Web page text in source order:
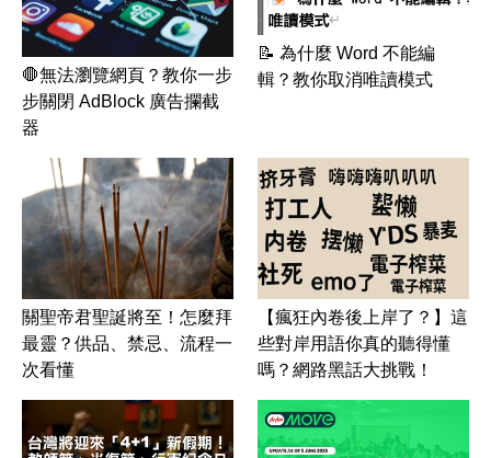
🛑無法瀏覽網頁？教你一步
步關閉 AdBlock 廣告攔截
器
📝 為什麼 Word 不能編
輯？教你取消唯讀模式
關聖帝君聖誕將至！怎麼拜
最靈？供品、禁忌、流程一
次看懂
【瘋狂內卷後上岸了？】這
些對岸用語你真的聽得懂
嗎？網路黑話大挑戰！